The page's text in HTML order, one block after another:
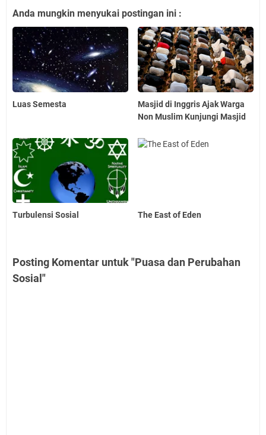
Anda mungkin menyukai postingan ini :
Luas Semesta
Masjid di Inggris Ajak Warga
Non Muslim Kunjungi Masjid
Turbulensi Sosial The East of Eden
Posting Komentar untuk "Puasa dan Perubahan
Sosial"